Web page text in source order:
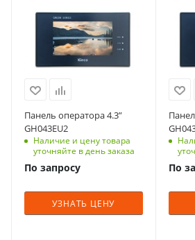
Панель оператора 4.3”
GH043EU2
Наличие и цену товара
уточняйте в день заказа
По запросу
УЗНАТЬ ЦЕНУ
По